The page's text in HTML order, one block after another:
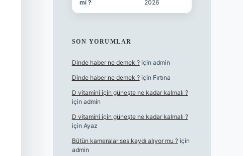
mi ?
2026
SON YORUMLAR
Dinde haber ne demek ?için admin
Dinde haber ne demek ?için Fırtına
D vitamini için güneşte ne kadar kalmalı ?
için admin
D vitamini için güneşte ne kadar kalmalı ?
için Ayaz
Bütün kameralar ses kaydı alıyor mu ?için
admin